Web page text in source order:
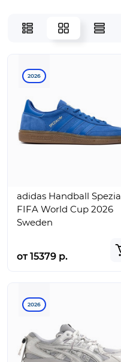
2026
adidas Handball
FIFA World Cup 2026
Sweden
от 15379 р.
2026